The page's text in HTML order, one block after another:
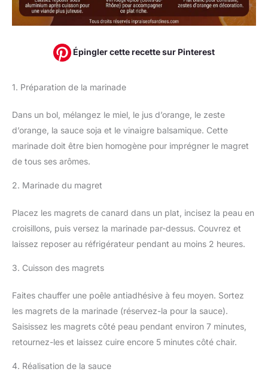
Épingler cette recette sur Pinterest
1. Préparation de la marinade
Dans un bol, mélangez le miel, le jus d’orange, le zeste
d’orange, la sauce soja et le vinaigre balsamique. Cette
marinade doit être bien homogène pour imprégner le magret
de tous ses arômes.
2. Marinade du magret
Placez les magrets de canard dans un plat, incisez la peau en
croisillons, puis versez la marinade par-dessus. Couvrez et
laissez reposer au réfrigérateur pendant au moins 2 heures.
3. Cuisson des magrets
Faites chauffer une poêle antiadhésive à feu moyen. Sortez
les magrets de la marinade (réservez-la pour la sauce).
Saisissez les magrets côté peau pendant environ 7 minutes,
retournez-les et laissez cuire encore 5 minutes côté chair.
4. Réalisation de la sauce